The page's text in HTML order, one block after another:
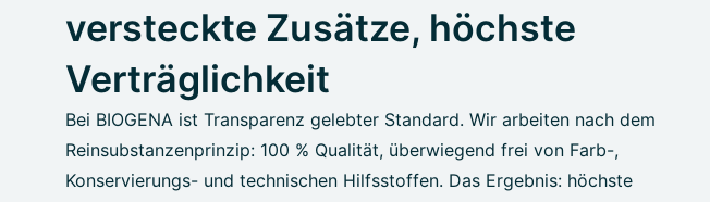
versteckte Zusätze, höchste
Verträglichkeit
Bei BIOGENA ist Transparenz gelebter Standard. Wir arbeiten nach dem
Reinsubstanzenprinzip: 100 % Qualität, überwiegend frei von Farb-,
Konservierungs- und technischen Hilfsstoffen. Das Ergebnis: höchste